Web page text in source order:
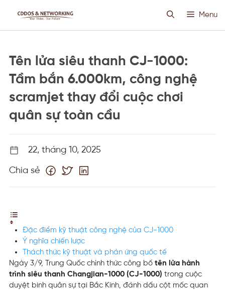
Menu
CLOUD VPS
THIẾT KẾ WEB
Tên lửa siêu thanh CJ-1000:
Tầm bắn 6.000km, công nghệ
scramjet thay đổi cuộc chơi
quân sự toàn cầu
22, tháng 10, 2025
Chia sẻ
Đặc điểm kỹ thuật công nghệ của CJ-1000
Ý nghĩa chiến lược
Thách thức kỹ thuật và phản ứng quốc tế
Ngày 3/9, Trung Quốc chính thức công bố tên lửa hành
trình siêu thanh Changjian-1000 (CJ-1000) trong cuộc
duyệt binh quân sự tại Bắc Kinh, đánh dấu cột mốc quan